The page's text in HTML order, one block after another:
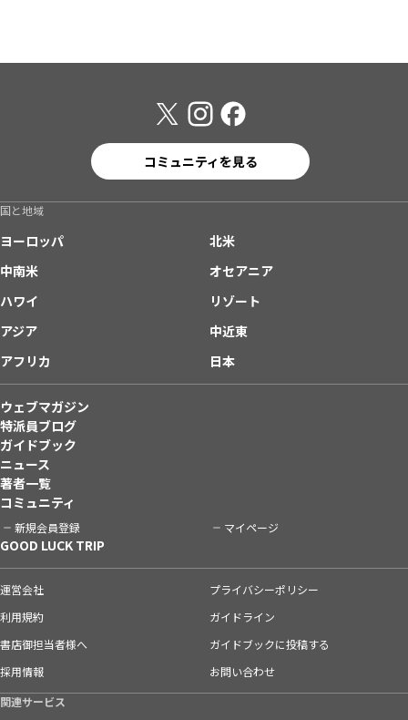
コミュニティを見る
国と地域
ヨーロッパ
北米
中南米
オセアニア
ハワイ
リゾート
アジア
中近東
アフリカ
日本
ウェブマガジン
特派員ブログ
ガイドブック
ニュース
著者一覧
コミュニティ
新規会員登録 マイページ
GOOD LUCK TRIP
運営会社
プライバシーポリシー
利用規約
ガイドライン
書店御担当者様へ
ガイドブックに投稿する
採用情報
お問い合わせ
関連サービス